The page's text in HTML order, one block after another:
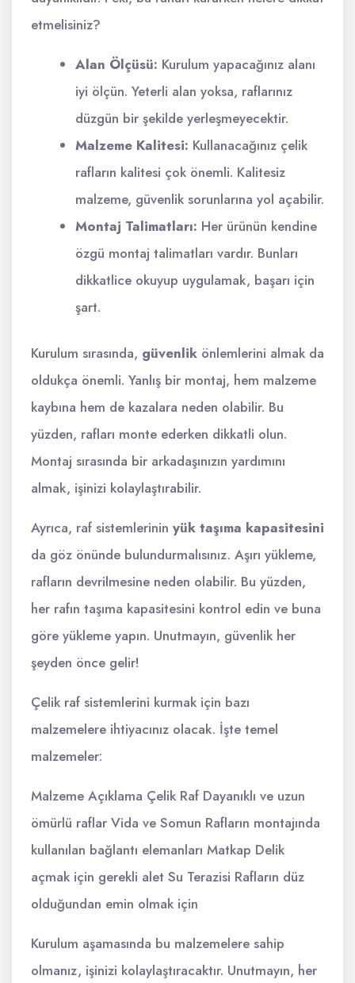
etmelisiniz?
Alan Ölçüsü: Kurulum yapacağınız alanı
iyi ölçün. Yeterli alan yoksa, raflarınız
düzgün bir şekilde yerleşmeyecektir.
Malzeme Kalitesi: Kullanacağınız çelik
rafların kalitesi çok önemli. Kalitesiz
malzeme, güvenlik sorunlarına yol açabilir.
Montaj Talimatları: Her ürünün kendine
özgü montaj talimatları vardır. Bunları
dikkatlice okuyup uygulamak, başarı için
şart.
Kurulum sırasında, güvenlik önlemlerini almak da
oldukça önemli. Yanlış bir montaj, hem malzeme
kaybına hem de kazalara neden olabilir. Bu
yüzden, rafları monte ederken dikkatli olun.
Montaj sırasında bir arkadaşınızın yardımını
almak, işinizi kolaylaştırabilir.
Ayrıca, raf sistemlerinin yük taşıma kapasitesini
da göz önünde bulundurmalısınız. Aşırı yükleme,
rafların devrilmesine neden olabilir. Bu yüzden,
her rafın taşıma kapasitesini kontrol edin ve buna
göre yükleme yapın. Unutmayın, güvenlik her
şeyden önce gelir!
Çelik raf sistemlerini kurmak için bazı
malzemelere ihtiyacınız olacak. İşte temel
malzemeler:
Malzeme Açıklama Çelik Raf Dayanıklı ve uzun
ömürlü raflar Vida ve Somun Rafların montajında
kullanılan bağlantı elemanları Matkap Delik
açmak için gerekli alet Su Terazisi Rafların düz
olduğundan emin olmak için
Kurulum aşamasında bu malzemelere sahip
olmanız, işinizi kolaylaştıracaktır. Unutmayın, her